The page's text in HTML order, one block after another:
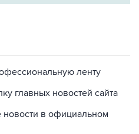
ленту
главных новостей сайта
новости в официальном